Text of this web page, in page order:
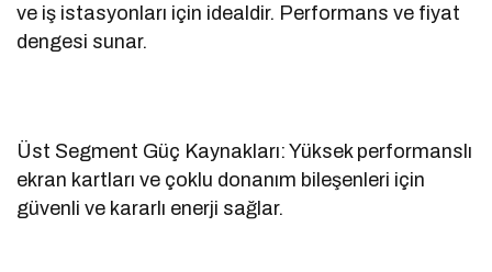
ve iş istasyonları için idealdir. Performans ve fiyat
dengesi sunar.
Üst Segment Güç Kaynakları: Yüksek performanslı
ekran kartları ve çoklu donanım bileşenleri için
güvenli ve kararlı enerji sağlar.